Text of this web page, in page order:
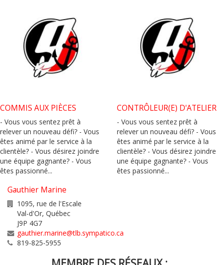
COMMIS AUX PIÈCES
- Vous vous sentez prêt à
relever un nouveau défi? - Vous
êtes animé par le service à la
clientèle? - Vous désirez joindre
une équipe gagnante? - Vous
êtes passionné...
CONTRÔLEUR(E) D'ATELIER
- Vous vous sentez prêt à
relever un nouveau défi? - Vous
êtes animé par le service à la
clientèle? - Vous désirez joindre
une équipe gagnante? - Vous
êtes passionné...
Gauthier Marine
1095, rue de l'Escale
Val-d'Or, Québec
J9P 4G7
gauthier.marine@tlb.sympatico.ca
819-825-5955